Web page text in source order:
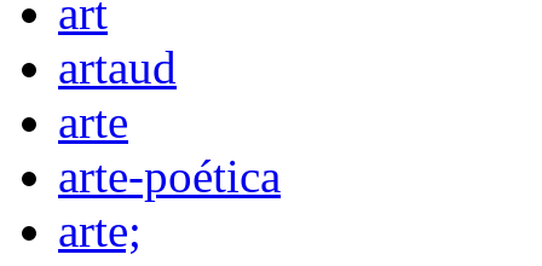
art
artaud
arte
arte-poética
arte;